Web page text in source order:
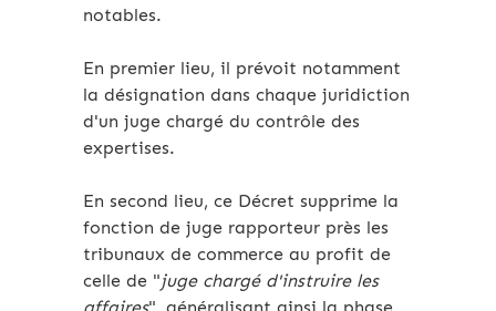
notables.
En premier lieu, il prévoit notamment
la désignation dans chaque juridiction
d'un juge chargé du contrôle des
expertises.
En second lieu, ce Décret supprime la
fonction de juge rapporteur près les
tribunaux de commerce au profit de
celle de "juge chargé d'instruire les